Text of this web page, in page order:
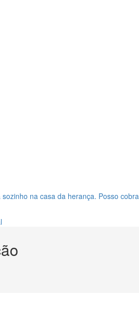
na casa da herança. Posso